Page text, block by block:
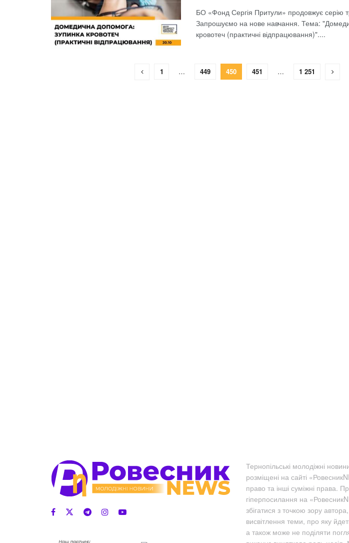
БО «Фонд Сергія Притули» продовжує серію
Запрошуємо на нове навчання. Тема:
кровотеч (практичні відпрацювання)"....
1 … 449 450 451 … 1 251
Тернопільські молодіжні
розміщені на сайті
право та інші суміжні права.
гіперпосилання на
збігатися з точкою зору
висвітлення теми, про яку
а також може не поділяти